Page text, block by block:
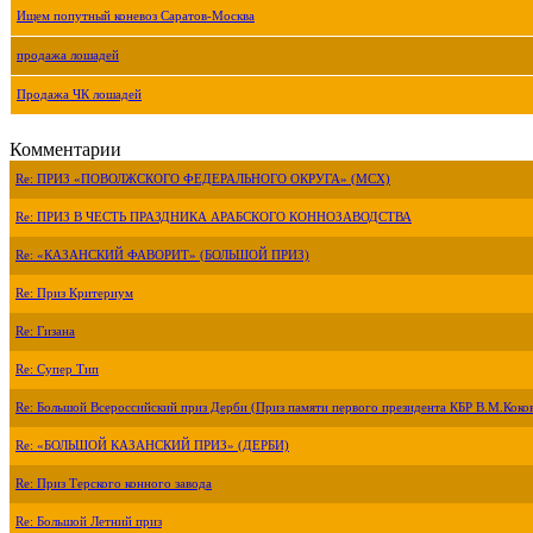
Ищем попутный коневоз Саратов-Москва
продажа лошадей
Продажа ЧК лошадей
Комментарии
Re: ПРИЗ «ПОВОЛЖСКОГО ФЕДЕРАЛЬНОГО ОКРУГА» (МСХ)
Re: ПРИЗ В ЧЕСТЬ ПРАЗДНИКА АРАБСКОГО КОННОЗАВОДСТВА
Re: «КАЗАНСКИЙ ФАВОРИТ» (БОЛЬШОЙ ПРИЗ)
Re: Приз Критериум
Re: Гизана
Re: Супер Тип
Re: Большой Всероссийский приз Дерби (Приз памяти первого президента КБР
Re: «БОЛЬШОЙ КАЗАНСКИЙ ПРИЗ» (ДЕРБИ)
Re: Приз Терского конного завода
Re: Большой Летний приз